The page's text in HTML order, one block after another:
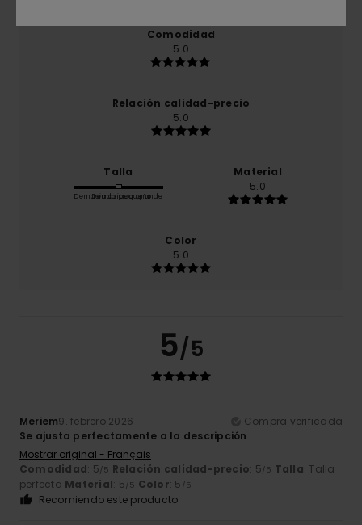
Comodidad
5.0
Relación calidad-precio
5.0
Talla
Demasiado pequeño
Demasiado grande
Material
5.0
Color
5.0
5/5
Meriem9. febrero 2026
Compra verificada
Se ajusta perfectamente a la descripción
Mostrar original - Français
Comodidad: 5/5 Relación calidad-precio: 5/5 Talla: Talla
perfecta Material: 5/5 Color: 5 /5
Recomiendo este producto